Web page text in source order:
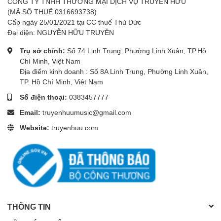
(MÃ SỐ THUẾ 0316693738)
Cấp ngày 25/01/2021 tại CC thuế Thủ Đức
Đại diện: NGUYỄN HỮU TRUYỀN
Trụ sở chính: Số 74 Linh Trung, Phường Linh Xuân, TP.Hồ
Chí Minh, Việt Nam
Địa điểm kinh doanh : Số 8A Linh Trung, Phường Linh Xuân,
TP. Hồ Chí Minh, Việt Nam
Số điện thoại: 0383457777
Email: truyenhuumusic@gmail.com
Website: truyenhuu.com
THÔNG TIN